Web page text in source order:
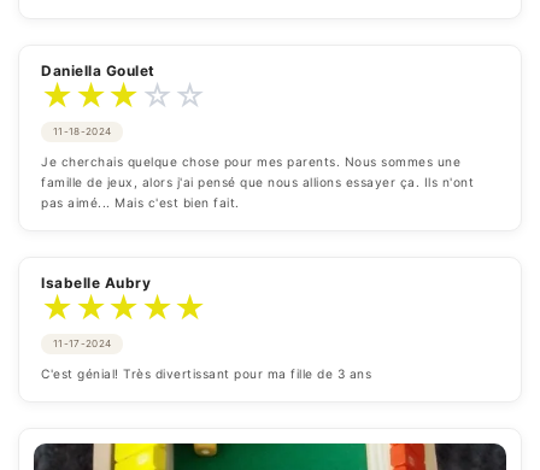
Daniella Goulet
★★★☆☆
11-18-2024
Je cherchais quelque chose pour mes parents. Nous sommes une
famille de jeux, alors j'ai pensé que nous allions essayer ça. Ils n'ont
pas aimé... Mais c'est bien fait.
Isabelle Aubry
★★★★★
11-17-2024
C'est génial! Très divertissant pour ma fille de 3 ans